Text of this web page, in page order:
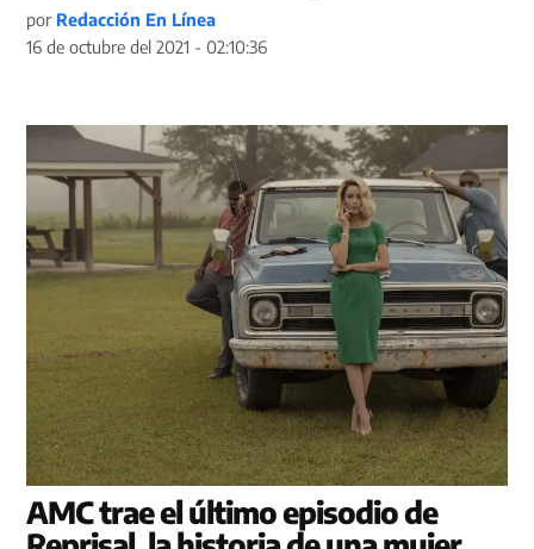
por Redacción En Línea
16 de octubre del 2021 - 02:10:36
AMC trae el último episodio de